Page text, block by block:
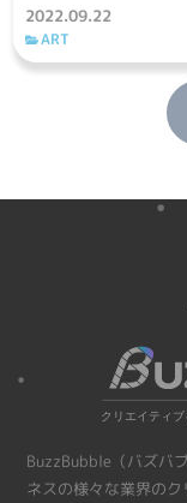
2022.09.22
ART
り
BuzzBubble（バズバ
ネスの様々な業界の